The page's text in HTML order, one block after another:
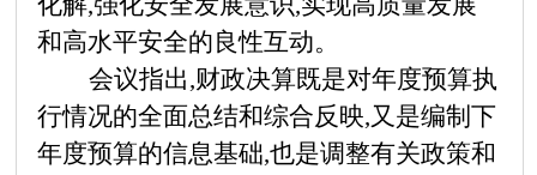
和高水平安全的良性互动。
会议指出,财政决算既是对年度预算执
行情况的全面总结和综合反映,又是编制下
年度预算的信息基础,也是调整有关政策和